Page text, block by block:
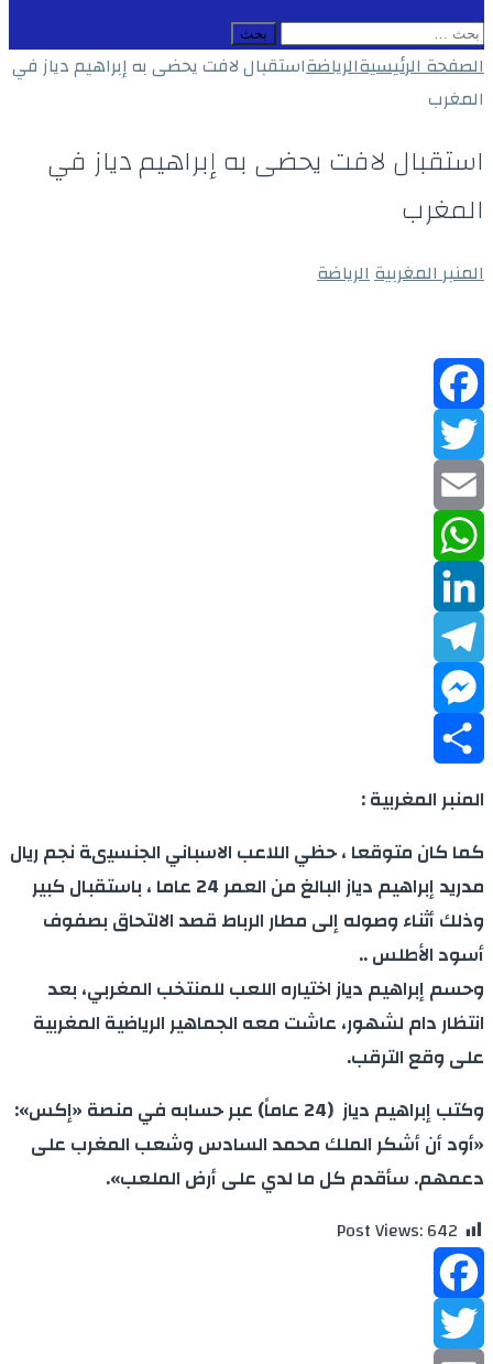
البحث
عن:
الصفحة الرئيسيةالرياضةاستقبال لافت يحضى به إبراهيم دياز في
المغرب
استقبال لافت يحضى به إبراهيم دياز في
المغرب
المنبر المغربيةالرياضة
Facebook
Twitter
Email
WhatsApp
LinkedIn
Telegram
Messenger
Share
المنبر المغربية :
كما كان متوقعا ، حظي اللاعب الاسباني الجنسيىة نجم ريال
مدريد إبراهيم دياز البالغ من العمر 24 عاما ، باستقبال كبير
وذلك أثناء وصوله إلى مطار الرباط قصد الالتحاق بصفوف
أسود الأطلس ..
وحسم إبراهيم دياز اختياره اللعب للمنتخب المغربي، بعد
انتظار دام لشهور، عاشت معه الجماهير الرياضية المغربية
على وقع الترقب.
وكتب إبراهيم دياز (24 عاماً) عبر حسابه في منصة «إكس»:
«أود أن أشكر الملك محمد السادس وشعب المغرب على
دعمهم. سأقدم كل ما لدي على أرض الملعب».
Post Views:642
Facebook